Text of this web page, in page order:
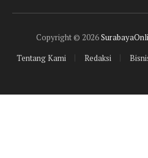
(Twitter)
Copyright © 2026
Tentang Kami
Redaksi